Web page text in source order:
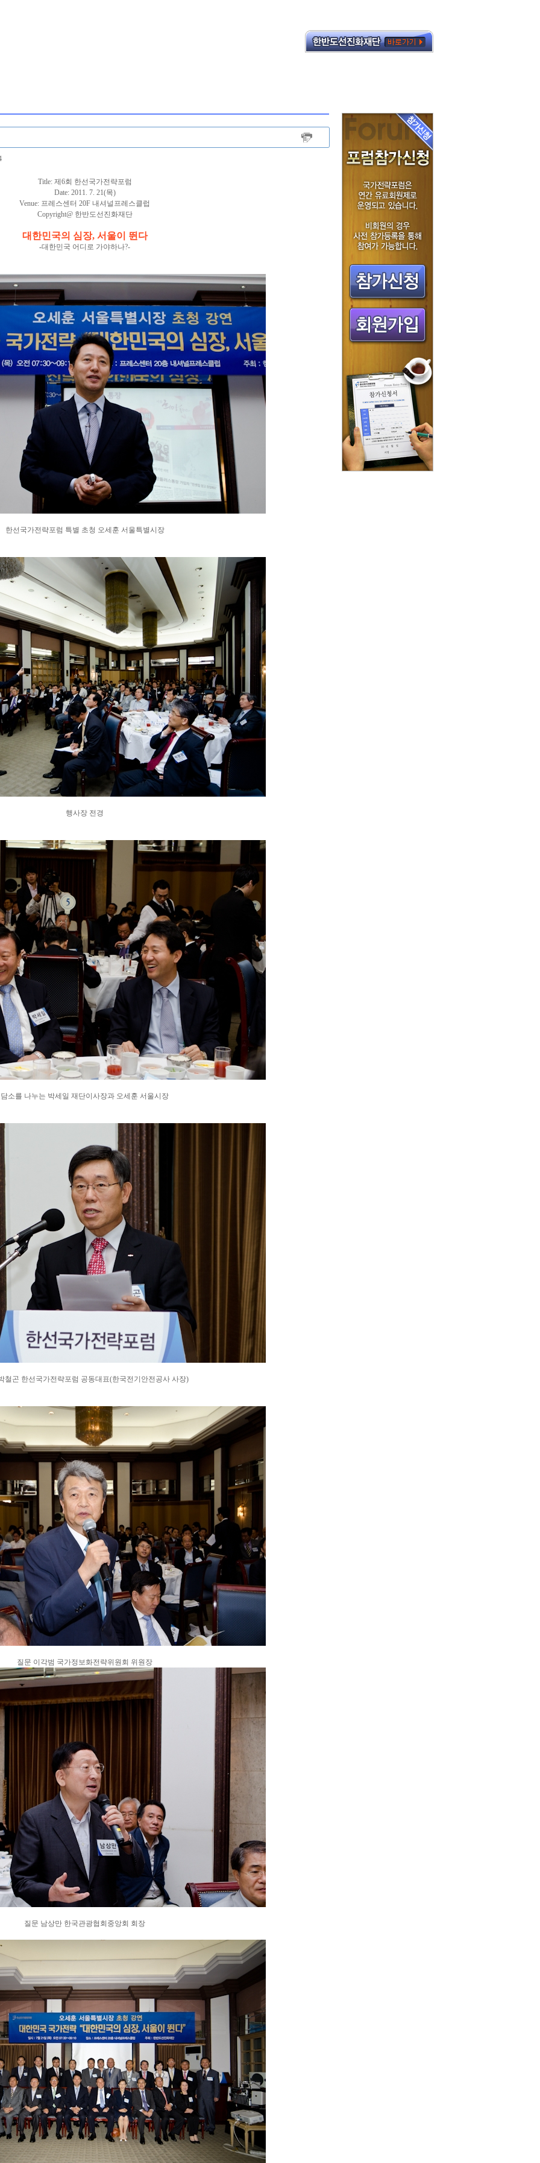
Title: 제6회 한선국가전략포럼
Date: 2011. 7. 21(목)
Venue: 프레스센터 20F 내셔널프레스클럽
Copyright@ 한반도선진화재단
대한민국의 심장, 서울이 뛴다
-대한민국 어디로 가야하나?-
한선국가전략포럼 특별 초청 오세훈 서울특별시장
행사장 전경
담소를 나누는 박세일 재단이사장과 오세훈 서울시장
철곤 한선국가전략포럼 공동대표(한국전기안전공사 사장)
질문 이각범 국가정보화전략위원회 위원장
질문 남상만 한국관광협회중앙회 회장